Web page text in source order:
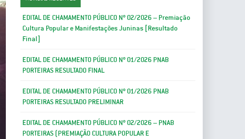
EDITAL DE CHAMAMENTO PÚBLICO Nº 02/2026 – Premiação
Cultura Popular e Manifestações Juninas [Resultado
Final]
EDITAL DE CHAMAMENTO PÚBLICO Nº 01/2026 PNAB
PORTEIRAS RESULTADO FINAL
EDITAL DE CHAMAMENTO PÚBLICO Nº 01/2026 PNAB
PORTEIRAS RESULTADO PRELIMINAR
EDITAL DE CHAMAMENTO PÚBLICO Nº 02/2026 – PNAB
PORTEIRAS (PREMIAÇÃO CULTURA POPULAR E